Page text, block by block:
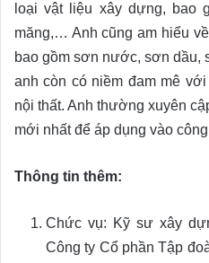
loại vật liệu xây dựng, bao
măng,… Anh cũng am hiểu
bao gồm sơn nước, sơn dầu,
anh còn có niềm đam mê
nội thất. Anh thường xuyên
mới nhất để áp dụng vào
Thông tin thêm:
Chức vụ: Kỹ sư xây
Công ty Cổ phần Tập